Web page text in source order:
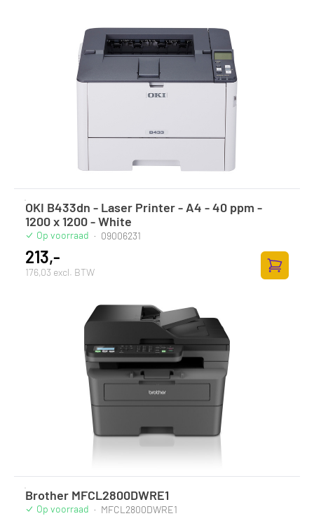
OKI B433dn - Laser Printer - A4 - 40 ppm -
1200 x 1200 - White
Op voorraad · 09006231
213,-
176,03 excl. BTW
Zum
Brother MFCL2800DWRE1
Op voorraad · MFCL2800DWRE1